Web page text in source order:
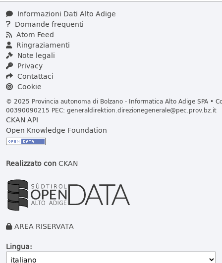
Informazioni Dati Alto Adige
Domande frequenti
Atom Feed
Ringraziamenti
Note legali
Privacy
Contattaci
Cookie
© 2025 Provincia autonoma di Bolzano - Informatica Alto Adige SPA •
00390090215 PEC: generaldirektion.direzionegenerale@pec.prov.bz.it
CKAN API
Open Knowledge Foundation
Realizzato conCKAN
AREA RISERVATA
Lingua